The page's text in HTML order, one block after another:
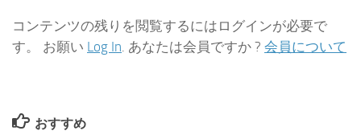
コンテンツの残りを閲覧するにはログインが必要で
す。 お願い Log In . あなたは会員ですか ? 会員について
おすすめ